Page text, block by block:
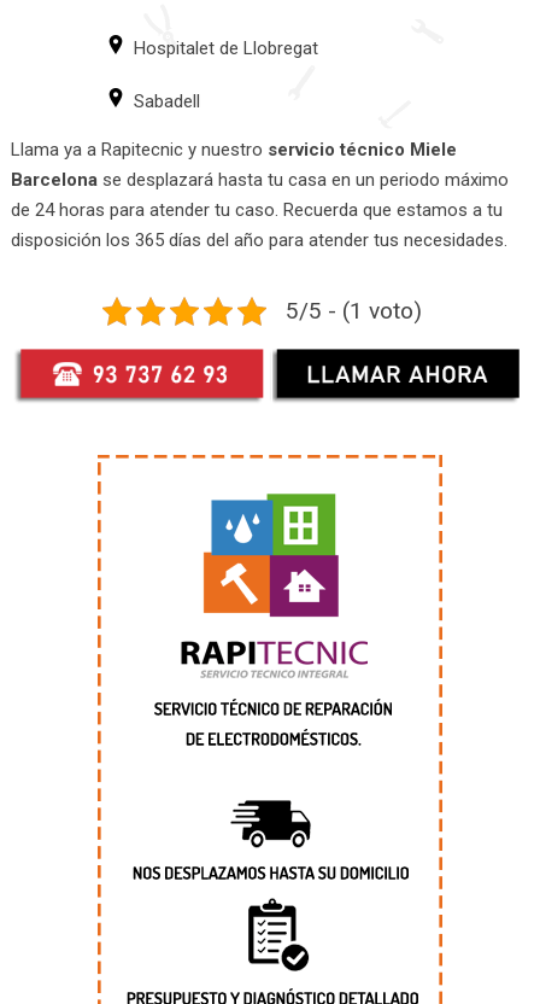
Hospitalet de Llobregat
Sabadell
Llama ya a Rapitecnic y nuestro servicio técnico Miele
Barcelonase desplazará hasta tu casa en un periodo máximo
de 24 horas para atender tu caso. Recuerda que estamos a tu
disposición los 365 días del año para atender tus necesidades.
5/5 - (1 voto)